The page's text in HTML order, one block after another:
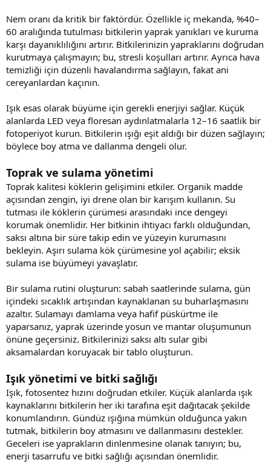
Nem oranı da kritik bir faktördür. Özellikle iç mekanda, %40–
60 aralığında tutulması bitkilerin yaprak yanıkları ve kuruma
karşı dayanıklılığını artırır. Bitkilerinizin yapraklarını doğrudan
kurutmaya çalışmayın; bu, stresli koşulları artırır. Ayrıca hava
temizliği için düzenli havalandırma sağlayın, fakat ani
cereyanlardan kaçının.
Işık esas olarak büyüme için gerekli enerjiyi sağlar. Küçük
alanlarda LED veya floresan aydınlatmalarla 12–16 saatlik bir
fotoperiyot kurun. Bitkilerin ışığı eşit aldığı bir düzen sağlayın;
böylece boy atma ve dallanma dengeli olur.
Toprak ve sulama yönetimi
Toprak kalitesi köklerin gelişimini etkiler. Organik madde
açısından zengin, iyi drene olan bir karışım kullanın. Su
tutması ile köklerin çürümesi arasındaki ince dengeyi
korumak önemlidir. Her bitkinin ihtiyacı farklı olduğundan,
saksı altına bir süre takip edin ve yüzeyin kurumasını
bekleyin. Aşırı sulama kök çürümesine yol açabilir; eksik
sulama ise büyümeyi yavaşlatır.
Bir sulama rutini oluşturun: sabah saatlerinde sulama, gün
içindeki sıcaklık artışından kaynaklanan su buharlaşmasını
azaltır. Sulamayı damlama veya hafif püskürtme ile
yaparsanız, yaprak üzerinde yosun ve mantar oluşumunun
önüne geçersiniz. Bitkilerinizi saksı altı sular gibi
aksamalardan koruyacak bir tablo oluşturun.
Işık yönetimi ve bitki sağlığı
Işık, fotosentez hızını doğrudan etkiler. Küçük alanlarda ışık
kaynaklarını bitkilerin her iki tarafına eşit dağıtacak şekilde
konumlandırın. Gündüz ışığına mümkün olduğunca yakın
tutmak, bitkilerin boy atmasını ve dallanmasını destekler.
Geceleri ise yaprakların dinlenmesine olanak tanıyın; bu,
enerji tasarrufu ve bitki sağlığı açısından önemlidir.